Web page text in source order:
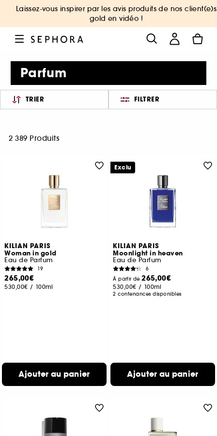
Laissez-vous inspirer par les avis produits de nos client(e)s
gold en vidéo !
Parfum
TRIER FILTRER
2 389 Produits
KILIAN PARIS
Woman in gold
Eau de Parfum
19
265,00€
530,00€ / 100ml
Ajouter au panier
KILIAN PARIS
Moonlight in heaven
Eau de Parfum
6
À partir de265,00€
530,00€ / 100ml
2 contenances disponibles
Ajouter au panier
Exclu